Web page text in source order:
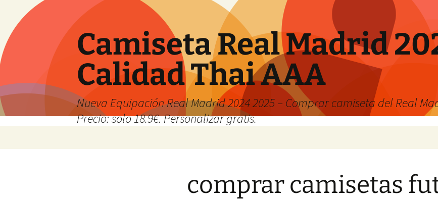
Camiseta Real Madrid
Calidad Thai AAA
Nueva Equipación Real Madrid 2024 2025 – Comprar camiseta del Real
Precio: solo 18.9€. Personalizar gratis.
comprar camisetas